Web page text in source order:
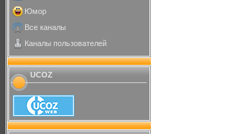
Юмор
Все каналы
Каналы пользователей
UCOZ